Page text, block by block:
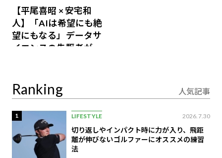
【平尾喜昭 × 安宅和
人】「AIは希望にも絶
望にもなる」データサ
イエンスの先駆者が語
Ranking 人気記事
1 LIFESTYLE 2026.7.30
切り返しやインパクト時に力が入り、飛距
離が伸びないゴルファーにオススメの練習
法